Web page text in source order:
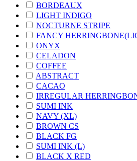
BORDEAUX
LIGHT INDIGO
NOCTURNE STRIPE
FANCY
ONYX
CELADON
COFFEE
ABSTRACT
CACAO
IRREGULAR
SUMI INK
NAVY (XL)
BROWN CS
BLACK FG
SUMI INK (L)
BLACK X RED